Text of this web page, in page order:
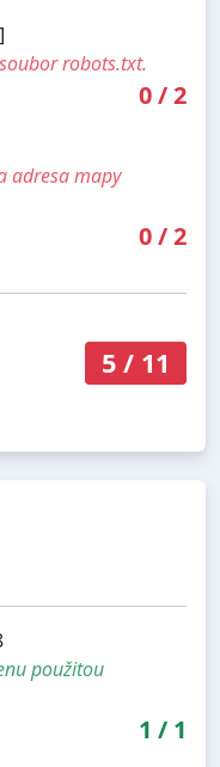
robots.txt.
0/2
adresa mapy
0/2
5/ 11
použitou
1 / 1